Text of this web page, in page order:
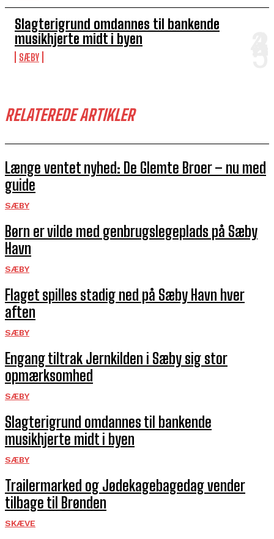
Slagterigrund omdannes til bankende
musikhjerte midt i byen
SÆBY
RELATEREDE ARTIKLER
Længe ventet nyhed: De Glemte Broer – nu med
guide
SÆBY
Børn er vilde med genbrugslegeplads på Sæby
Havn
SÆBY
Flaget spilles stadig ned på Sæby Havn hver
aften
SÆBY
Engang tiltrak Jernkilden i Sæby sig stor
opmærksomhed
SÆBY
Slagterigrund omdannes til bankende
musikhjerte midt i byen
SÆBY
Trailermarked og Jødekagebagedag vender
tilbage til Brønden
SKÆVE